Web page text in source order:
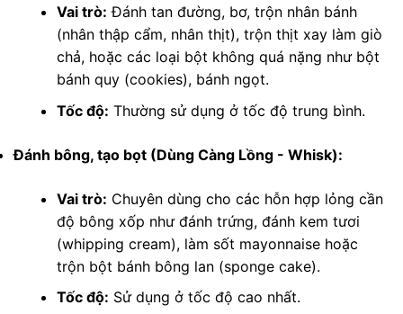
Vai trò: Đánh tan đường, bơ, trộn nhân bánh
(nhân thập cẩm, nhân thịt), trộn thịt xay làm giò
chả, hoặc các loại bột không quá nặng như bột
bánh quy (cookies), bánh ngọt.
Tốc độ: Thường sử dụng ở tốc độ trung bình.
Đánh bông, tạo bọt (Dùng Càng Lồng - Whisk):
Vai trò: Chuyên dùng cho các hỗn hợp lỏng cần
độ bông xốp như đánh trứng, đánh kem tươi
(whipping cream), làm sốt mayonnaise hoặc
trộn bột bánh bông lan (sponge cake).
Tốc độ: Sử dụng ở tốc độ cao nhất.